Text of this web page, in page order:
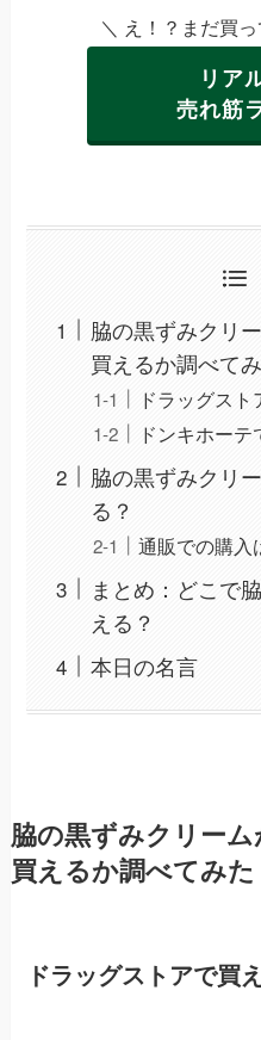
＼ え！？まだ買
リア
売れ筋
脇の黒ずみクリ
買えるか調べてみ
ドラッグス
ドンキホーテ
脇の黒ずみクリ
る？
通販での購入
まとめ：どこで
える？
本日の名言
脇の黒ずみクリー
買えるか調べてみた
ドラッグストアで買